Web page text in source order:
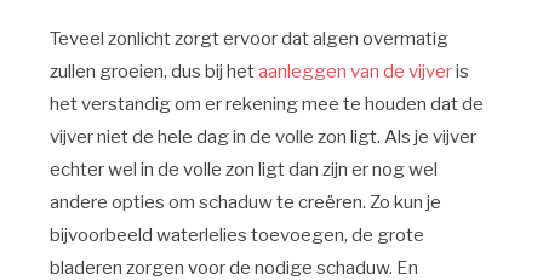
Teveel zonlicht zorgt ervoor dat algen overmatig
zullen groeien, dus bij hetaanleggen van de vijveris
het verstandig om er rekening mee te houden dat de
vijver niet de hele dag in de volle zon ligt. Als je vijver
echter wel in de volle zon ligt dan zijn er nog wel
andere opties om schaduw te creëren. Zo kun je
bijvoorbeeld waterlelies toevoegen, de grote
bladeren zorgen voor de nodige schaduw. En